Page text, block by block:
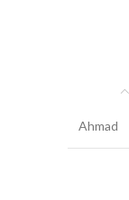
Ahmad